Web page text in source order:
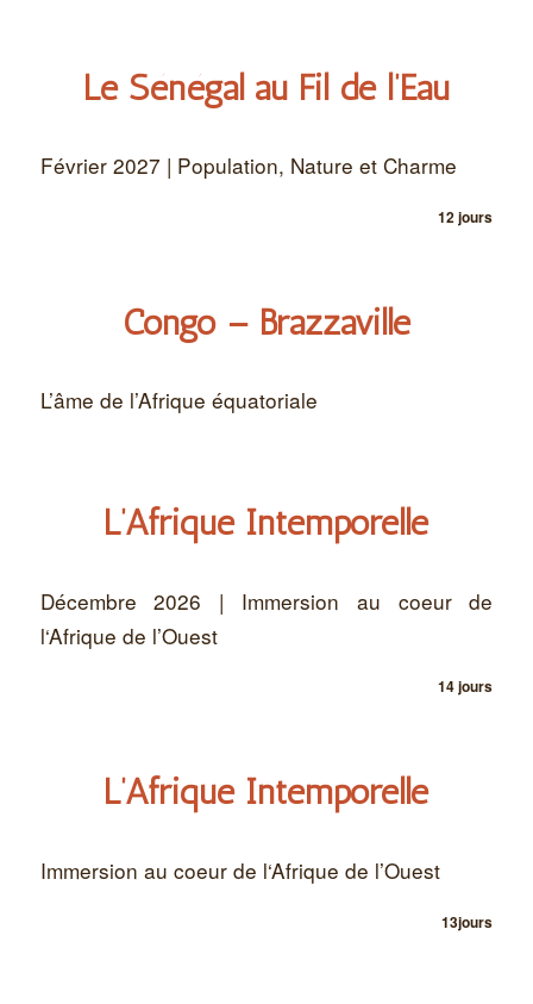
Le Sénégal au Fil de l’Eau
Février 2027 | Population, Nature et Charme
12 jours
Congo – Brazzaville
L’âme de l’Afrique équatoriale
L’Afrique Intemporelle
Décembre 2026 | Immersion au coeur de
l‘Afrique de l’Ouest
14 jours
L’Afrique Intemporelle
Immersion au coeur de l‘Afrique de l’Ouest
13jours